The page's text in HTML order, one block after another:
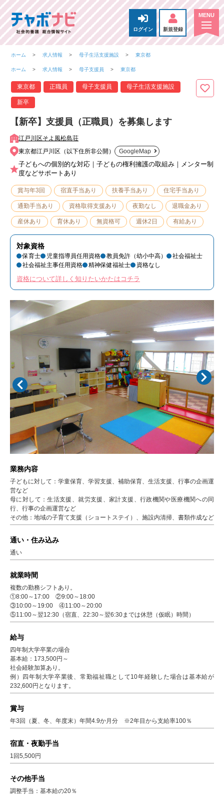
ログイン 新規登録
ホーム 求人情報 母子生活支援施設 東京都
ホーム 求人情報 母子支援員 東京都
東京都 正職員 母子支援員 母子生活支援施設
新卒
【新卒】支援員（正職員）を募集します
江戸川区そよ風松島荘
東京都江戸川区（以下住所非公開）
GoogleMap
子どもへの個別的な対応｜子どもの権利擁護の取組み｜メンター制
度などサポートあり
賞与年3回 宿直手当あり 扶養手当あり 住宅手当あり
通勤手当あり 資格取得支援あり 夜勤なし 退職金あり
産休あり 育休あり 無資格可 週休2日 有給あり
対象資格
保育士 児童指導員任用資格 教員免許（幼小中高）
社会福祉士
社会福祉主事任用資格
精神保健福祉士 資格なし
資格について詳しく知りたいかたはコチラ
業務内容
子どもに対して：学童保育、学習支援、補助保育、生活支援、行事の企画運
営など
母に対して：生活支援、就労支援、家計支援、行政機関や医療機関への同
行、行事の企画運営など
その他：地域の子育て支援（ショートステイ）、施設内清掃、書類作成など
通い・住み込み
通い
就業時間
複数の勤務シフトあり。
①8:00～17:00 ②9:00～18:00
③10:00～19:00 ④11:00～20:00
⑤11:00～翌12:30（宿直、22:30～翌6:30までは休憩（仮眠）時間）
給与
四年制大学卒業の場合
基本給：173,500円～
社会経験加算あり。
例）四年制大学卒業後、常勤福祉職として10年経験した場合は基本給が
232,600円となります。
賞与
年3回（夏、冬、年度末）年間4.9か月分 ※2年目から支給率100％
宿直・夜勤手当
1回5,500円
その他手当
調整手当：基本給の20％